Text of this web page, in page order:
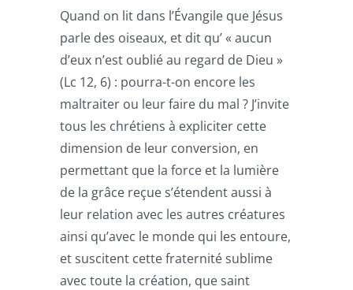
Quand on lit dans l’Évangile que Jésus
parle des oiseaux, et dit qu’ « aucun
d’eux n’est oublié au regard de Dieu »
(Lc 12, 6) : pourra-t-on encore les
maltraiter ou leur faire du mal ? J’invite
tous les chrétiens à expliciter cette
dimension de leur conversion, en
permettant que la force et la lumière
de la grâce reçue s’étendent aussi à
leur relation avec les autres créatures
ainsi qu’avec le monde qui les entoure,
et suscitent cette fraternité sublime
avec toute la création, que saint